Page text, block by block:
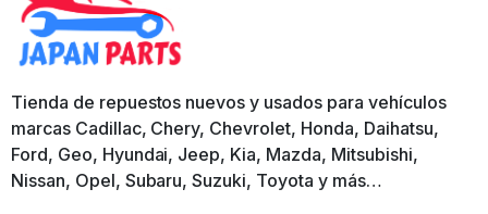
Tienda de repuestos nuevos y usados para vehículos
marcas Cadillac, Chery, Chevrolet, Honda, Daihatsu,
Ford, Geo, Hyundai, Jeep, Kia, Mazda, Mitsubishi,
Nissan, Opel, Subaru, Suzuki, Toyota y más…